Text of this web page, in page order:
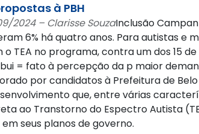
à PBH
2024 – Clarisse SouzaInclusão
6% há quatro anos. Para autistas e
TEA no programa, contra um dos 15
= fato à percepção da p maior
por candidatos à Prefeitura de
que, entre várias
ao Transtorno do Espectro Autista
seus planos de governo.